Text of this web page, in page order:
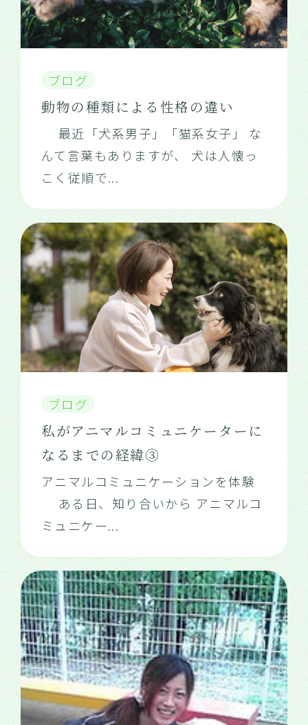
ブログ
動物の種類による性格の違い
最近「犬系男子」「猫系女子」 な
んて言葉もありますが、 犬は人懐っ
こく従順で...
ブログ
私がアニマルコミュニケーターに
なるまでの経緯③
アニマルコミュニケーションを体験
ある日、知り合いから アニマルコ
ミュニケー...